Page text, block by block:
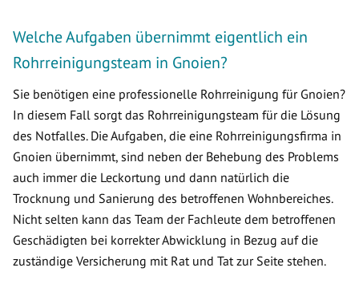
Welche Aufgaben übernimmt eigentlich ein
Rohrreinigungsteam in Gnoien?
Sie benötigen eine professionelle Rohrreinigung für Gnoien?
In diesem Fall sorgt das Rohrreinigungsteam für die Lösung
des Notfalles. Die Aufgaben, die eine Rohrreinigungsfirma in
Gnoien übernimmt, sind neben der Behebung des Problems
auch immer die Leckortung und dann natürlich die
Trocknung und Sanierung des betroffenen Wohnbereiches.
Nicht selten kann das Team der Fachleute dem betroffenen
Geschädigten bei korrekter Abwicklung in Bezug auf die
zuständige Versicherung mit Rat und Tat zur Seite stehen.